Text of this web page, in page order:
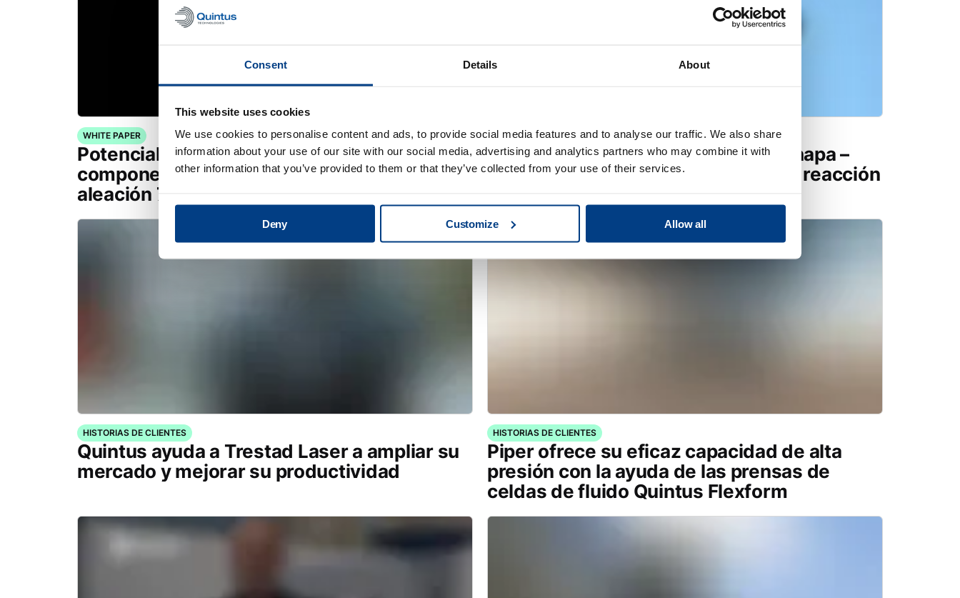
Consent Details About
This website uses cookies
We use cookies to personalise content and ads, to provide social media features and to analyse our traffic. We also share
information about your use of our site with our social media, advertising and analytics partners who may combine it with
other information that you’ve provided to them or that they’ve collected from your use of their services.
Deny Customize Allow all
WHITE PAPER
Potencial de producción sostenible de
componentes de motores aeronáuticos en
aleación 718 con Flexform™.
WHITE PAPER
Optimización del conformado de chapa –
Conducto de escape de un motor a reacción
HISTORIAS DE CLIENTES
Quintus ayuda a Trestad Laser a ampliar su
mercado y mejorar su productividad
HISTORIAS DE CLIENTES
Piper ofrece su eficaz capacidad de alta
presión con la ayuda de las prensas de
celdas de fluido Quintus Flexform